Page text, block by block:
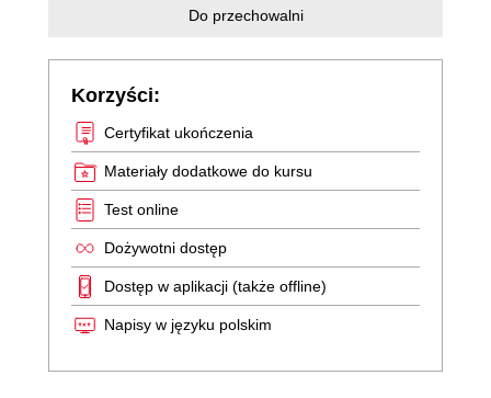
Do przechowalni
Korzyści:
Certyfikat ukończenia
Materiały dodatkowe do kursu
Test online
Dożywotni dostęp
Dostęp w aplikacji (także offline)
Napisy w języku polskim